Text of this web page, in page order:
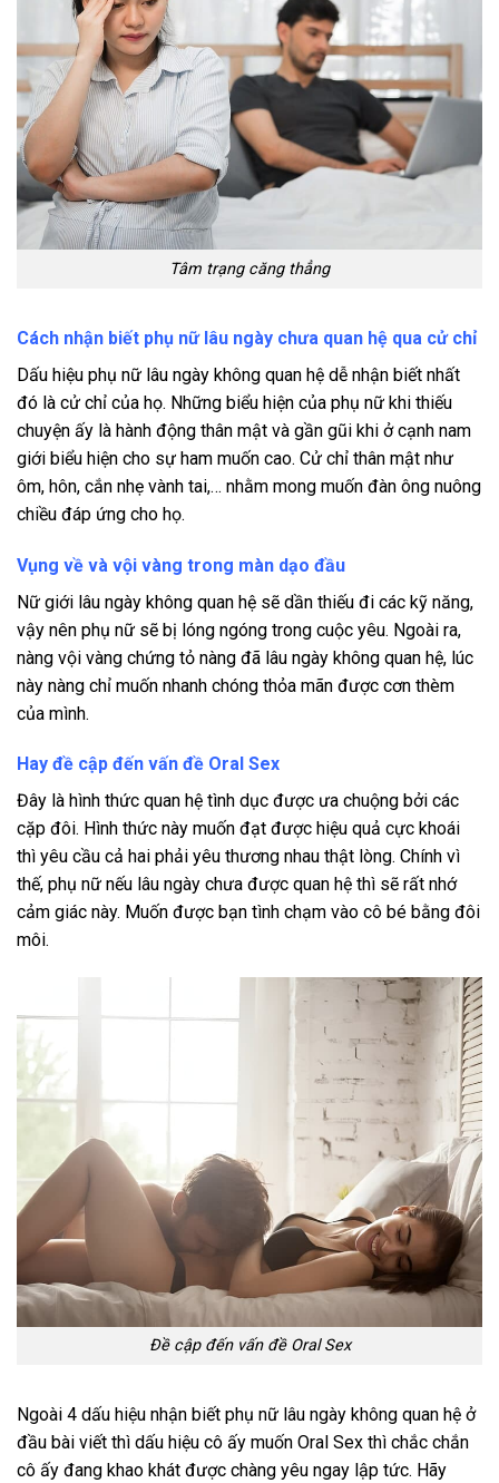
Tâm trạng căng thẳng
Cách nhận biết phụ nữ lâu ngày chưa quan hệ qua cử chỉ
Dấu hiệu phụ nữ lâu ngày không quan hệ dễ nhận biết nhất
đó là cử chỉ của họ. Những biểu hiện của phụ nữ khi thiếu
chuyện ấy là hành động thân mật và gần gũi khi ở cạnh nam
giới biểu hiện cho sự ham muốn cao. Cử chỉ thân mật như
ôm, hôn, cắn nhẹ vành tai,… nhằm mong muốn đàn ông nuông
chiều đáp ứng cho họ.
Vụng về và vội vàng trong màn dạo đầu
Nữ giới lâu ngày không quan hệ sẽ dần thiếu đi các kỹ năng,
vậy nên phụ nữ sẽ bị lóng ngóng trong cuộc yêu. Ngoài ra,
nàng vội vàng chứng tỏ nàng đã lâu ngày không quan hệ, lúc
này nàng chỉ muốn nhanh chóng thỏa mãn được cơn thèm
của mình.
Hay đề cập đến vấn đề Oral Sex
Đây là hình thức quan hệ tình dục được ưa chuộng bởi các
cặp đôi. Hình thức này muốn đạt được hiệu quả cực khoái
thì yêu cầu cả hai phải yêu thương nhau thật lòng. Chính vì
thế, phụ nữ nếu lâu ngày chưa được quan hệ thì sẽ rất nhớ
cảm giác này. Muốn được bạn tình chạm vào cô bé bằng đôi
môi.
Đề cập đến vấn đề Oral Sex
Ngoài 4 dấu hiệu nhận biết phụ nữ lâu ngày không quan hệ ở
đầu bài viết thì dấu hiệu cô ấy muốn Oral Sex thì chắc chắn
cô ấy đang khao khát được chàng yêu ngay lập tức. Hãy